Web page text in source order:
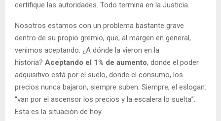
certifique las autoridades. Todo termina en la Justicia.
Nosotros estamos con un problema bastante grave
dentro de su propio gremio, que, al margen en general,
venimos aceptando. ¿A dónde la vieron en la
historia? Aceptando el 1% de aumento, donde el poder
adquisitivo está por el suelo, donde el consumo, los
precios nunca bajaron, siempre suben. Siempre, el eslogan:
“van por el ascensor los precios y la escalera lo suelta”.
Esta es la situación de hoy.